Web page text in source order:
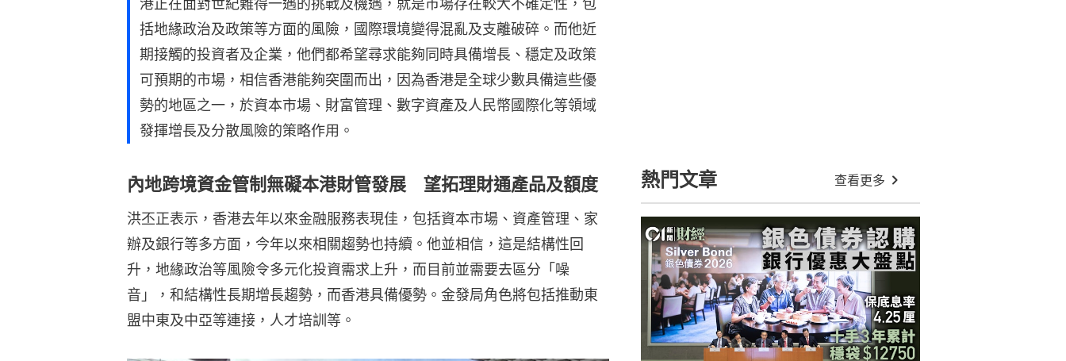
港正在面對世紀難得一遇的挑戰及機遇，就是市場存在較大不確定性，包
括地緣政治及政策等方面的風險，國際環境變得混亂及支離破碎。而他近
期接觸的投資者及企業，他們都希望尋求能夠同時具備增長、穩定及政策
可預期的市場，相信香港能夠突圍而出，因為香港是全球少數具備這些優
勢的地區之一，於資本市場、財富管理、數字資產及人民幣國際化等領域
發揮增長及分散風險的策略作用。
內地跨境資金管制無礙本港財管發展 望拓理財通產品及額度
洪丕正表示，香港去年以來金融服務表現佳，包括資本市場、資產管理、家
辦及銀行等多方面，今年以來相關趨勢也持續。他並相信，這是結構性回
升，地緣政治等風險令多元化投資需求上升，而目前並需要去區分「噪
音」，和結構性長期增長趨勢，而香港具備優勢。金發局角色將包括推動東
盟中東及中亞等連接，人才培訓等。
熱門文章 查看更多